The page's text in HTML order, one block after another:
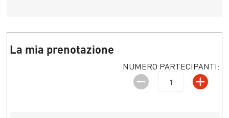
La mia prenotazione
NUMERO PARTECIPANTI: